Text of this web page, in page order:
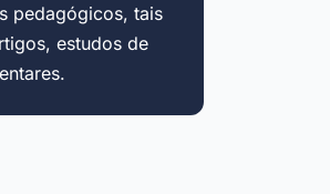
pedagógicos, tais
estudos de